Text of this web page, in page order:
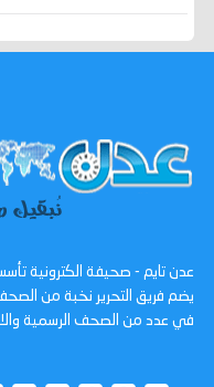
يضم فريق التحرير نخبة من
في عدد من الصحف الرسمية